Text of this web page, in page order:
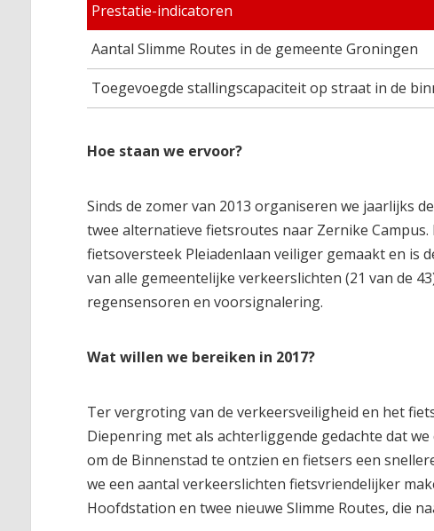
Prestatie-indicatoren
Aantal Slimme Routes in de gemeente Groningen
Toegevoegde stallingscapaciteit op straat in de
Hoe staan we ervoor?
Sinds de zomer van 2013 organiseren we jaarlijks
twee alternatieve fietsroutes naar Zernike
fietsoversteek Pleiadenlaan veiliger gemaakt en is
van alle gemeentelijke verkeerslichten (21 van de
regensensoren en voorsignalering.
Wat willen we bereiken in 2017?
Ter vergroting van de verkeersveiligheid en het
Diepenring met als achterliggende gedachte dat
om de Binnenstad te ontzien en fietsers een
we een aantal verkeerslichten fietsvriendelijker
Hoofdstation en twee nieuwe Slimme Routes, die